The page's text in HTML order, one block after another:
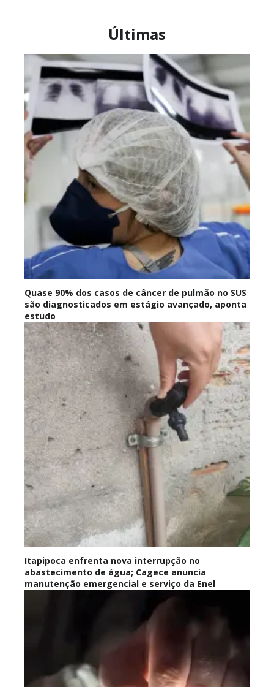
Últimas
Quase 90% dos casos de câncer de pulmão no SUS
são diagnosticados em estágio avançado, aponta
estudo
Itapipoca enfrenta nova interrupção no
abastecimento de água; Cagece anuncia
manutenção emergencial e serviço da Enel